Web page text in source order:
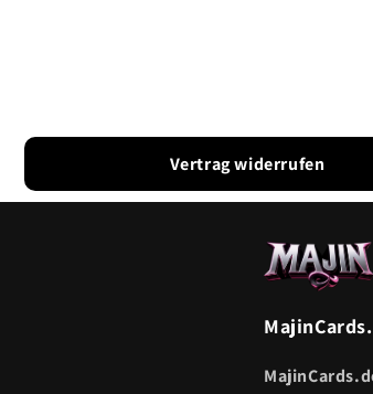
Vertrag widerrufen